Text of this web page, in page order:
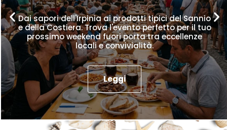
Dai sapori dell'Irpinia ai prodotti tipici del Sannio
e della Costiera. Trova l'evento perfetto per il tuo
prossimo weekend fuori porta tra eccellenze
locali e convivialità.
Leggi